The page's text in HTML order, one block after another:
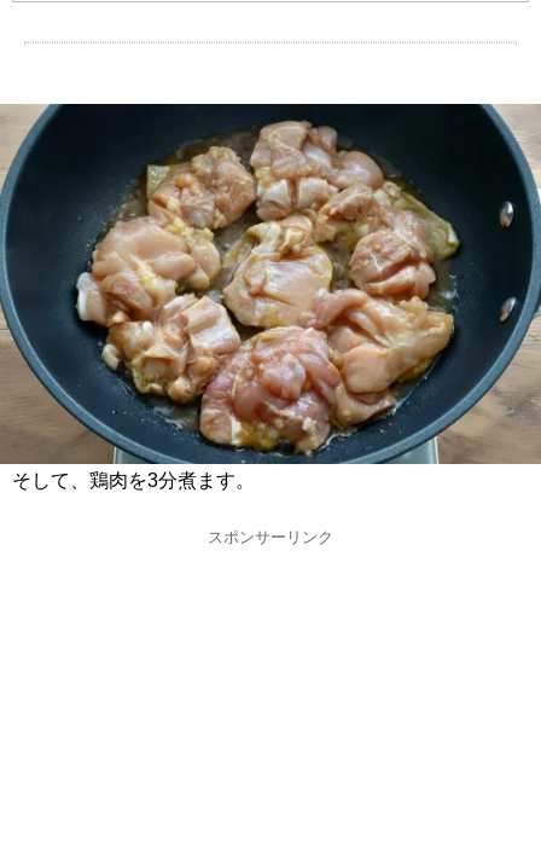
そして、鶏肉を3分煮ます。
スポンサーリンク